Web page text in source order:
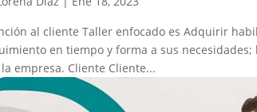
al cliente Taller enfocado es Adquirir
en tiempo y forma a sus
empresa. Cliente Cliente...